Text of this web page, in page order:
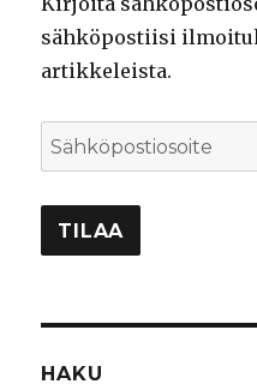
sähköpostiisi
artikkeleista.
Sähköpostiosoite
TILAA
HAKU